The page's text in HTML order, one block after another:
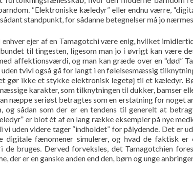
“Elektroniske kæledyr” eller endnu værre,
standpunkt, for sådanne betegnelser må jo
enhver ejer af en Tamagotchi være enig, hvilket
til tingesten, ligesom man jo i øvrigt kan være
affektionsværdi, og man kan græde over en “død”
uden tvivl også gå for langt i en følelsesmæssig
gør ikke et stykke elektronisk legetøj til et kæledyr.
karakter, som tilknytningen til dukker, bamser
næppe seriøst betragtes som en erstatning for noget
og sådan som der er en tendens til generelt at
er blot ét af en lang række eksempler på nye
vi uden videre tager “indholdet” for pålydende. Det er
digitale fænomener simulerer, og hvad de faktisk
de bruges. Derved forveksles, det Tamagotchien
der er en ganske anden end den, børn og unge